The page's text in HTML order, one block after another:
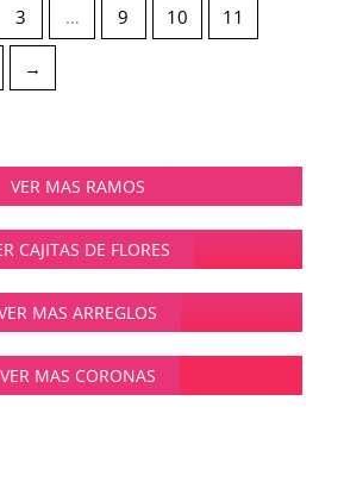
3 … 9 10 11
→
VER MAS RAMOS
CAJITAS DE FLORES
MAS ARREGLOS
VER MAS CORONAS